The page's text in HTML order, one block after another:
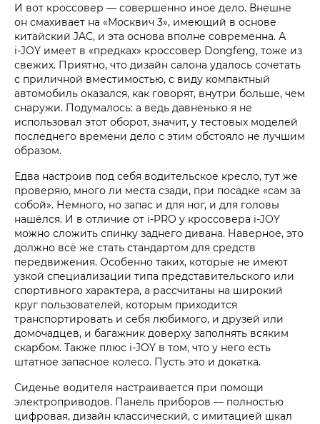
И вот кроссовер — совершенно иное дело. Внешне
он смахивает на «Москвич 3», имеющий в основе
китайский JAC, и эта основа вполне современна. А
i‑JOY имеет в «предках» кроссовер Dongfeng, тоже из
свежих. Приятно, что дизайн салона удалось сочетать
с приличной вместимостью, с виду компактный
автомобиль оказался, как говорят, внутри больше, чем
снаружи. Подумалось: а ведь давненько я не
использовал этот оборот, значит, у тестовых моделей
последнего времени дело с этим обстояло не лучшим
образом.
Едва настроив под себя водительское кресло, тут же
проверяю, много ли места сзади, при посадке «сам за
собой». Немного, но запас и для ног, и для головы
нашёлся. И в отличие от i‑PRO у кроссовера i‑JOY
можно сложить спинку заднего дивана. Наверное, это
должно всё же стать стандартом для средств
передвижения. Особенно таких, которые не имеют
узкой специализации типа представительского или
спортивного характера, а рассчитаны на широкий
круг пользователей, которым приходится
транспортировать и себя любимого, и друзей или
домочадцев, и багажник доверху заполнять всяким
скарбом. Также плюс i‑JOY в том, что у него есть
штатное запасное колесо. Пусть это и докатка.
Сиденье водителя настраивается при помощи
электроприводов. Панель приборов — полностью
цифровая, дизайн классический, с имитацией шкал